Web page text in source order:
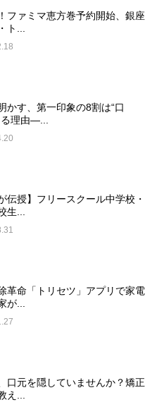
ファミマ恵方巻予約開始、銀座
ト...
かす、第一印象の8割は“口
理由―...
伝授】フリースクール中学校・
生...
革命「トリセツ」アプリで家電
が...
口元を隠していませんか？矯正
え...